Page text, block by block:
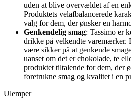
uden at blive overvældet af en
Produktets velafbalancerede
valg for dem, der ønsker en
Genkendelig smag: Tassimo er
drikke på velkendte varemærker.
være sikker på at genkende
uanset om det er chokolade, te
produktet tiltalende for dem, der
foretrukne smag og kvalitet i en
Ulemper